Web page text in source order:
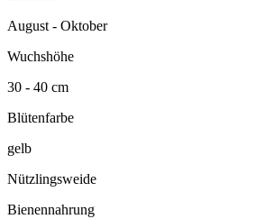
August - Oktober
Wuchshöhe
30 - 40 cm
Blütenfarbe
gelb
Nützlingsweide
Bienennahrung